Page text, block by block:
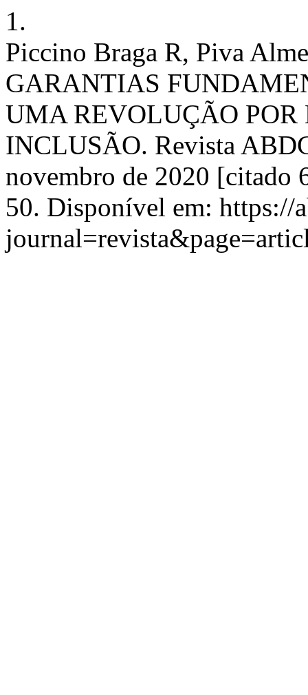
1.
Piccino Braga R, Piva
GARANTIAS
UMA REVOLUÇÃO
INCLUSÃO. Revista
novembro de 2020 [citado
50. Disponível em: https://